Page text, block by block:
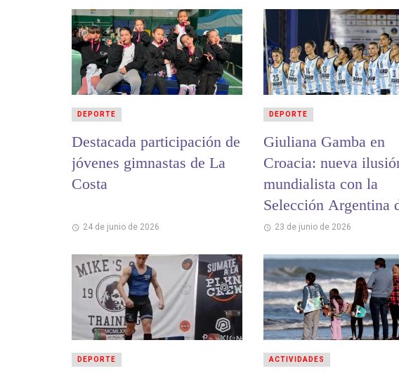
Destacada participación de
jóvenes gimnastas de La
Costa
24 de junio de 2026
DEPORTE
Giuliana Gamba en
Croacia: nueva
mundialista con la
Selección Argentina
Beach Handball
23 de junio de 2026
DEPORTE
DEPORTE ACTIVIDADES